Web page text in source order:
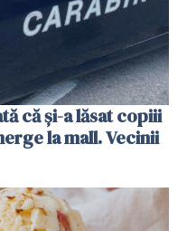
că și-a lăsat copiii
la mall. Vecinii